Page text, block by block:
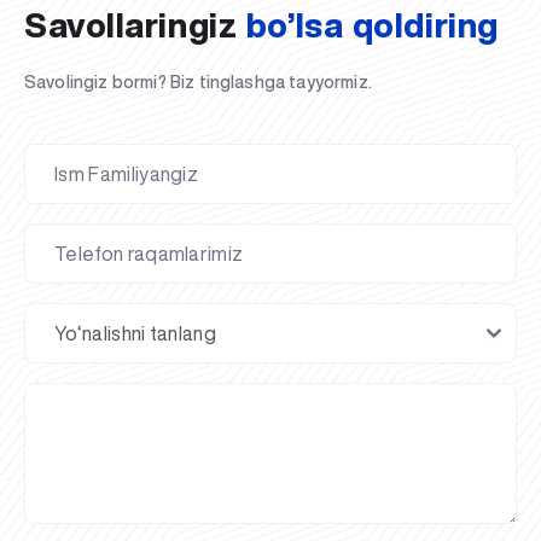
Savollaringiz bo’lsa qoldiring
Savolingiz bormi? Biz tinglashga tayyormiz.